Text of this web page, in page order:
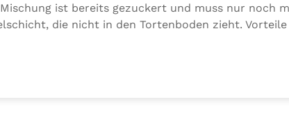
ist bereits gezuckert und muss nur noch
die nicht in den Tortenboden zieht.
– ideal für Obstkuchen und Tartes ✅
aufkochen, kurz abkühlen lassen und über den